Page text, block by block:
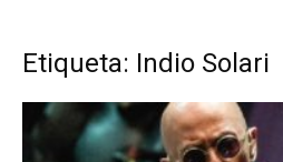
Etiqueta: Indio Solari